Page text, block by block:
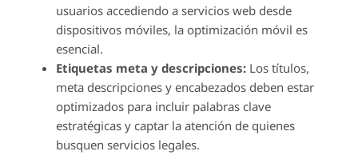
usuarios accediendo a servicios web desde
dispositivos móviles, la optimización móvil es
esencial.
Etiquetas meta y descripciones: Los títulos,
meta descripciones y encabezados deben estar
optimizados para incluir palabras clave
estratégicas y captar la atención de quienes
busquen servicios legales.